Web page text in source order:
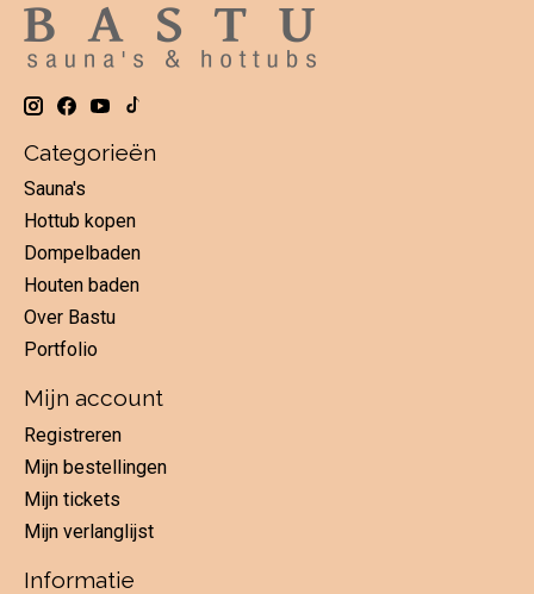
Categorieën
Sauna's
Hottub kopen
Dompelbaden
Houten baden
Over Bastu
Portfolio
Mijn account
Registreren
Mijn bestellingen
Mijn tickets
Mijn verlanglijst
Informatie